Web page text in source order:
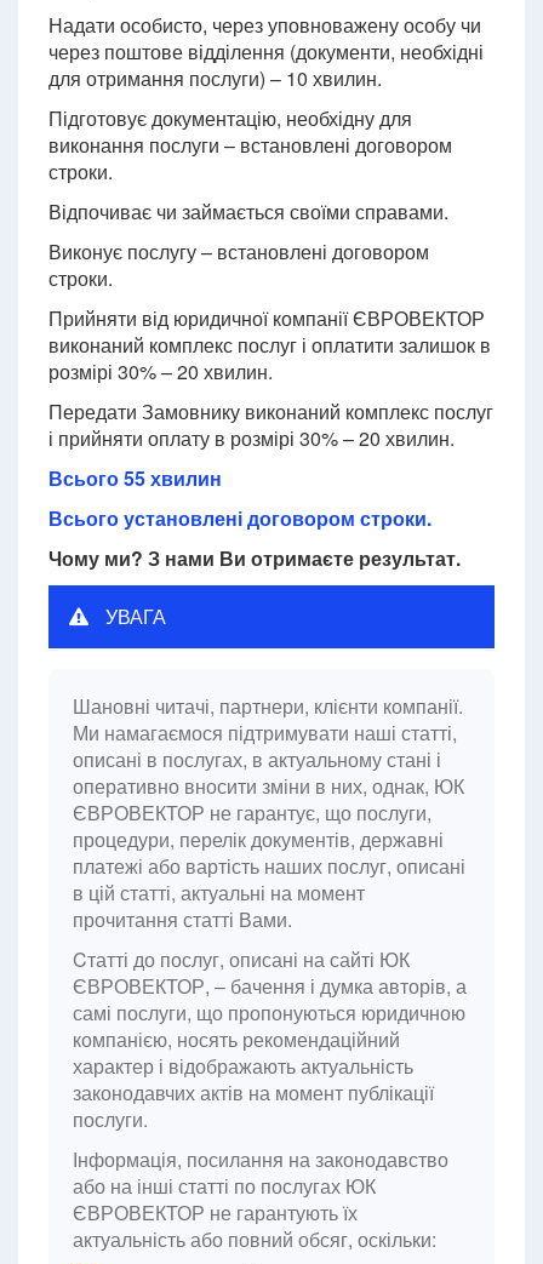
Надати особисто, через уповноважену особу чи
через поштове відділення (документи, необхідні
для отримання послуги) – 10 хвилин.
Підготовує документацію, необхідну для
виконання послуги – встановлені договором
строки.
Відпочиває чи займається своїми справами.
Виконує послугу – встановлені договором
строки.
Прийняти від юридичної компанії ЄВРОВЕКТОР
виконаний комплекс послуг і оплатити залишок в
розмірі 30% – 20 хвилин.
Передати Замовнику виконаний комплекс послуг
і прийняти оплату в розмірі 30% – 20 хвилин.
Всього 55 хвилин
Всього установлені договором строки.
Чому ми? З нами Ви отримаєте результат.
УВАГА
Шановні читачі, партнери, клієнти компанії.
Ми намагаємося підтримувати наші статті,
описані в послугах, в актуальному стані і
оперативно вносити зміни в них, однак, ЮК
ЄВРОВЕКТОР не гарантує, що послуги,
процедури, перелік документів, державні
платежі або вартість наших послуг, описані
в цій статті, актуальні на момент
прочитання статті Вами.
Cтатті до послуг, описані на сайті ЮК
ЄВРОВЕКТОР, – бачення і думка авторів, а
самі послуги, що пропонуються юридичною
компанією, носять рекомендаційний
характер і відображають актуальність
законодавчих актів на момент публікації
послуги.
Інформація, посилання на законодавство
або на інші статті по послугах ЮК
ЄВРОВЕКТОР не гарантують їх
актуальність або повний обсяг, оскільки: